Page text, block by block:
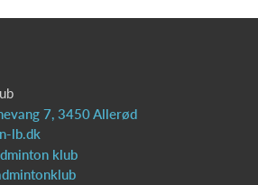
7, 3450 Allerød
lb.dk
klub